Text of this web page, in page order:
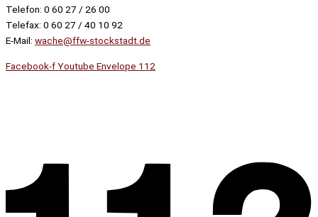
Telefon: 0 60 27 / 26 00
Telefax: 0 60 27 / 40 10 92
E-Mail: wache@ffw-stockstadt.de
Facebook-fYoutube Envelope 112